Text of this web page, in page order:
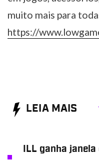
muito mais para
https://
LEIA MAIS
ILL ganha